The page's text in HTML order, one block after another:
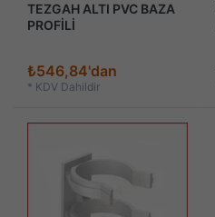
TEZGAH ALTI PVC BAZA
PROFİLİ
₺546,84'dan
* KDV Dahildir